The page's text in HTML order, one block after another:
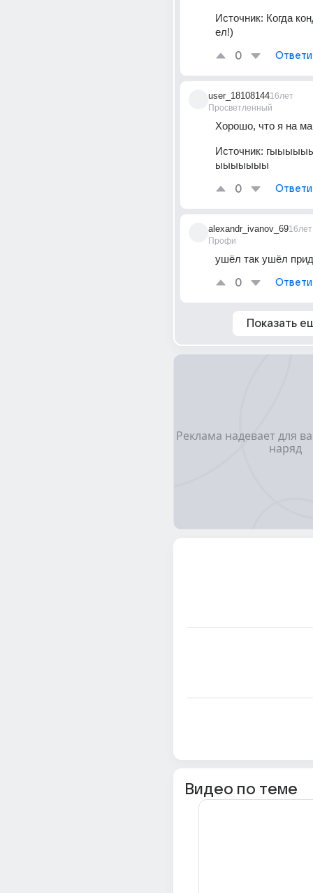
Источник: Когда
ел!)
0
user_18108144
Просветленный
16лет
Хорошо, что я на
Источник:
ыыыыыыы
0
alexandr_ivanov_69
Профи
16лет
ушёл так ушёл
0
Показать
Видео по теме